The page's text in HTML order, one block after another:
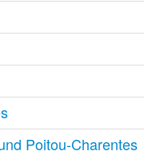
Poitou-Charentes